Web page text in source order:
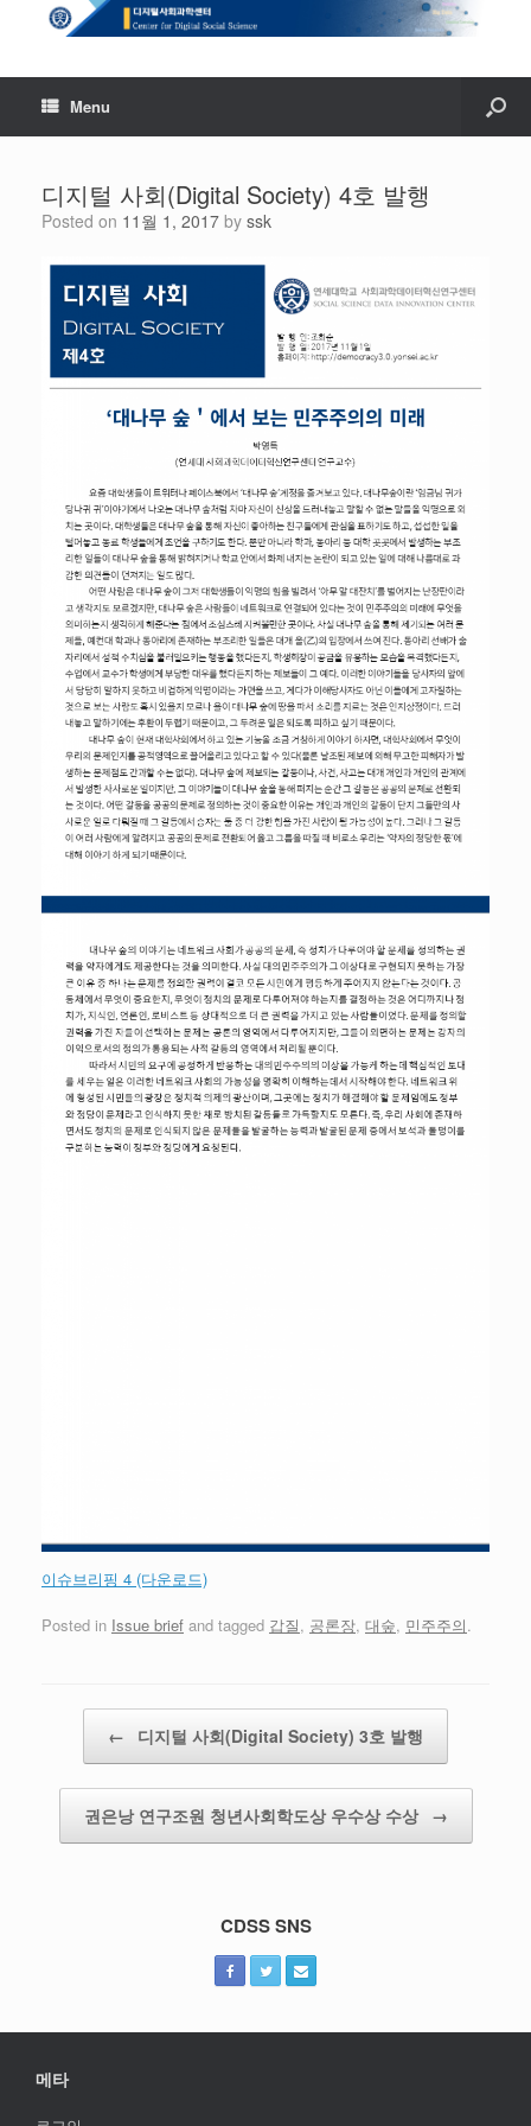
Menu
디지털 사회(Digital Society) 4호 발행
Posted on 11월 1, 2017 by ssk
이슈브리핑 4 (다운로드)
Posted in Issue brief and tagged 갑질, 공론장, 대숲, 민주주의.
← 디지털 사회(Digital Society) 3호 발행
권은낭 연구조원 청년사회학도상 우수상 수상 →
CDSS SNS
메타